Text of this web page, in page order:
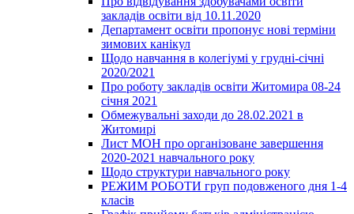
закладів освіти від 10.11.2020
Департамент освіти пропонує нові терміни
зимових канікул
Щодо навчання в колегіумі у грудні-січні
2020/2021
Про роботу закладів освіти Житомира 08-24
січня 2021
Обмежувальні заходи до 28.02.2021 в
Житомирі
Лист МОН про організоване завершення
2020-2021 навчального року
Щодо структури навчального року
РЕЖИМ РОБОТИ груп подовженого дня 1-4
класів